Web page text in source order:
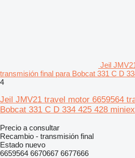
Jeil
transmisión final para Bobcat 331 C D
4
Jeil JMV21 travel motor 6659564
Bobcat 331 C D 334 425 428
Precio a consultar
Recambio - transmisión final
Estado nuevo
6659564 6670667 6677666